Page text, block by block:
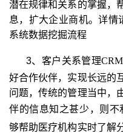
潜在规律和关系的掌握，
息，扩大企业商机。详情
系统数据挖掘流程
3、客户关系管理CRM
好合作伙伴，实现长远的
问题，传统的管理当中，
伴的信息知之甚少，则不
够帮助医疗机构实时了解